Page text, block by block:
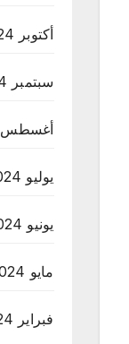
أكتوبر 2024
سبتمبر 2024
أغسطس 2024
يوليو 2024
يونيو 2024
مايو 2024
فبراير 2024